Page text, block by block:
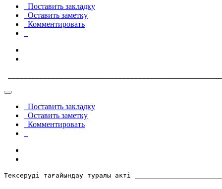
Поставить закладку
Оставить заметку
Комментировать
Поставить закладку
Оставить заметку
Комментировать
Тексерудi тағайындау туралы актi